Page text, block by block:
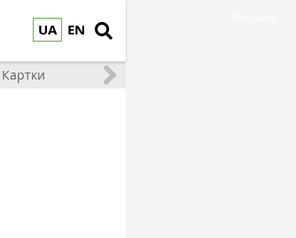
UA EN
Картки